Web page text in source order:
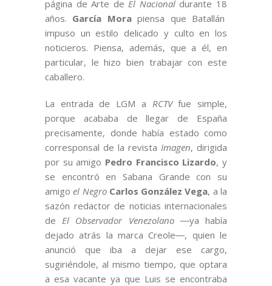
página de Arte deEl Nacionaldurante 18
años. García Morapiensa que Batallán
impuso un estilo delicado y culto en los
noticieros. Piensa, además, que a él, en
particular, le hizo bien trabajar con este
caballero.
La entrada de LGM a RCTVfue simple,
porque acababa de llegar de España
precisamente, donde había estado como
corresponsal de la revista Imagen, dirigida
por su amigo Pedro Francisco Lizardo, y
se encontró en Sabana Grande con su
amigoel Negro Carlos González Vega, a la
sazón redactor de noticias internacionales
deEl Observador Venezolano―ya había
dejado atrás la marca Creole―, quien le
anunció que iba a dejar ese cargo,
sugiriéndole, al mismo tiempo, que optara
a esa vacante ya que Luis se encontraba